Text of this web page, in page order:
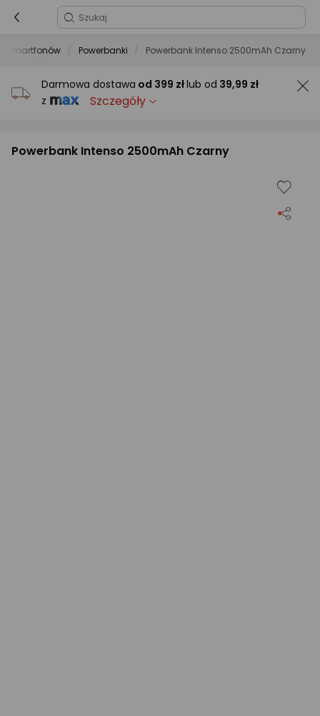
smartfonów Powerbanki Powerbank Intenso 2500mAh Czarny
Darmowa dostawa od 399 złlub od 39,99 zł
z
Szczegóły
Powerbank Intenso 2500mAh Czarny